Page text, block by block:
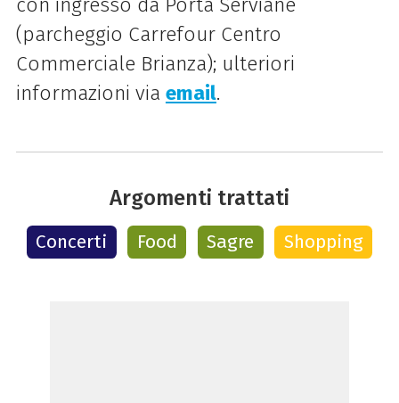
con ingresso da Porta Serviane
(parcheggio Carrefour Centro
Commerciale Brianza); ulteriori
informazioni via email.
Argomenti trattati
Concerti Food Sagre Shopping